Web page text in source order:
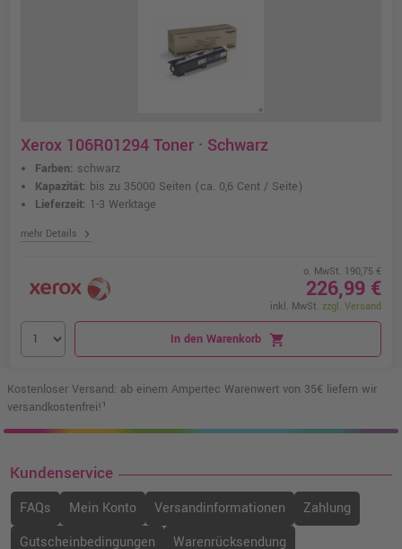
Xerox 106R01294 Toner · Schwarz
Farben: schwarz
Kapazität: bis zu 35000 Seiten (ca. 0,6 Cent / Seite)
Lieferzeit: 1-3 Werktage
mehr Details chevron_right
o. MwSt. 190,75 €
226,99 €
inkl. MwSt. zzgl. Versand
In den Warenkorb shopping_cart
Kostenloser Versand: ab einem Ampertec Warenwert von 35€ liefern wir
versandkostenfrei!¹
Kundenservice
FAQs Mein Konto Versandinformationen
Zahlung
Gutscheinbedingungen
Warenrücksendung